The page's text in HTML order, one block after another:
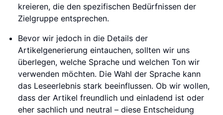
kreieren, die den spezifischen Bedürfnissen der
Zielgruppe entsprechen.
Bevor wir jedoch in die Details der
Artikelgenerierung eintauchen, sollten wir uns
überlegen, welche Sprache und welchen Ton wir
verwenden möchten. Die Wahl der Sprache kann
das Leseerlebnis stark beeinflussen. Ob wir wollen,
dass der Artikel freundlich und einladend ist oder
eher sachlich und neutral – diese Entscheidung